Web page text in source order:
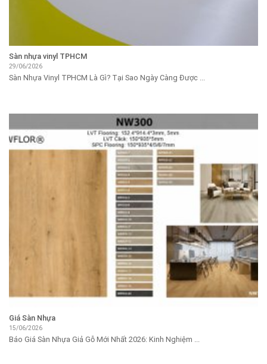
Sàn nhựa vinyl TPHCM
29/06/2026
Sàn Nhựa Vinyl TPHCM Là Gì? Tại Sao Ngày Càng Được ...
Giá Sàn Nhựa
15/06/2026
Báo Giá Sàn Nhựa Giả Gỗ Mới Nhất 2026: Kinh Nghiệm ...